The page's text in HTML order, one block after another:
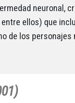
neuronal,
ellos) que
de los personajes